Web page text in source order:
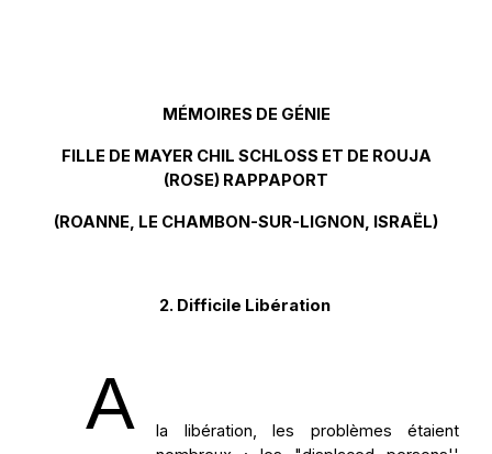
MÉMOIRES DE GÉNIE
FILLE DE MAYER CHIL SCHLOSS ET DE ROUJA
(ROSE) RAPPAPORT
(ROANNE, LE CHAMBON-SUR-LIGNON, ISRAËL)
2. Difficile Libération
A
la libération, les problèmes étaient